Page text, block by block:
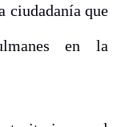
ciudadanía que
en la